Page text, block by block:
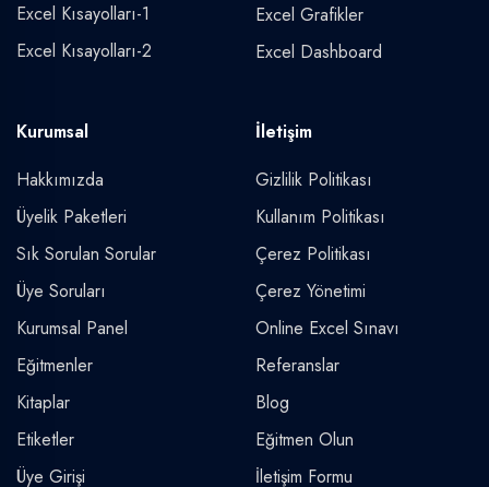
Excel Kısayolları-1
Excel Kısayolları-2
Excel Grafikler
Excel Dashboard
Kurumsal
Hakkımızda
Üyelik Paketleri
Sık Sorulan Sorular
Üye Soruları
Kurumsal Panel
Eğitmenler
Kitaplar
Etiketler
Üye Girişi
İletişim
Gizlilik Politikası
Kullanım Politikası
Çerez Politikası
Çerez Yönetimi
Online Excel Sınavı
Referanslar
Blog
Eğitmen Olun
İletişim Formu